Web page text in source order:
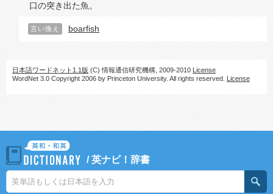
口の突き出た魚。
言い換え boarfish
日本語ワードネット1.1版 (C) 情報通信研究機構, 2009-2010 License
WordNet 3.0 Copyright 2006 by Princeton University. All rights reserved. License
/英ナビ！辞書